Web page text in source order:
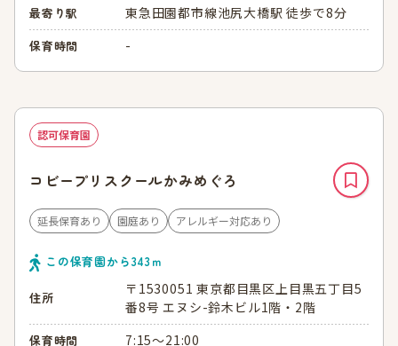
最寄り駅 東急田園都市線池尻大橋駅 徒歩で8分
保育時間 -
認可保育園
コビープリスクールかみめぐろ
延長保育あり 園庭あり アレルギー対応あり
この保育園から343ｍ
住所
〒1530051 東京都目黒区上目黒五丁目5
番8号 エヌシ-鈴木ビル1階・2階
保育時間 7:15～21:00